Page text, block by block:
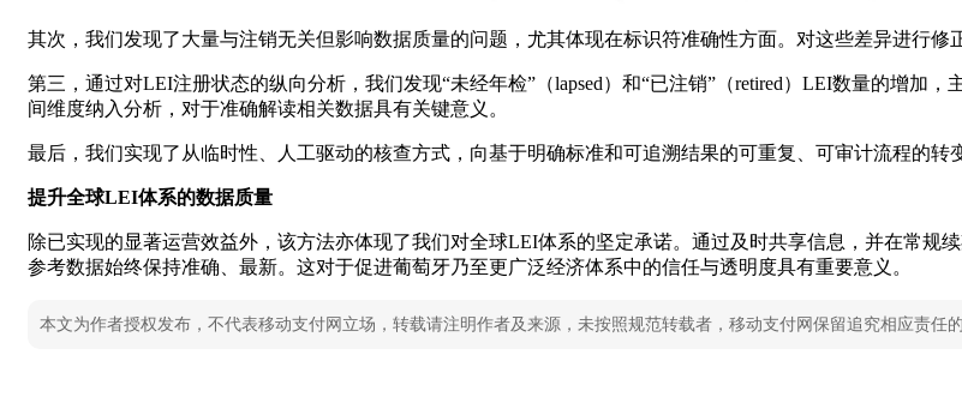
其次，我们发现了大量与注销无关但影响数据质量的问题，尤其体现在标识符准确性方面。对这些差异进行修
第三，通过对LEI注册状态的纵向分析，我们发现“未经年检”（lapsed）和“已注销”（retired）LEI数量的增加
间维度纳入分析，对于准确解读相关数据具有关键意义。
最后，我们实现了从临时性、人工驱动的核查方式，向基于明确标准和可追溯结果的可重复、可审计流程的转
提升全球LEI体系的数据质量
除已实现的显著运营效益外，该方法亦体现了我们对全球LEI体系的坚定承诺。通过及时共享信息，并在常
参考数据始终保持准确、最新。这对于促进葡萄牙乃至更广泛经济体系中的信任与透明度具有重要意义。
本文为作者授权发布，不代表移动支付网立场，转载请注明作者及来源，未按照规范转载者，移动支付网保留追究相应责任的